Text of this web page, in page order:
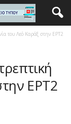
του Λεό Καράξ στην ΕΡΤ2
ΕΡΤ2